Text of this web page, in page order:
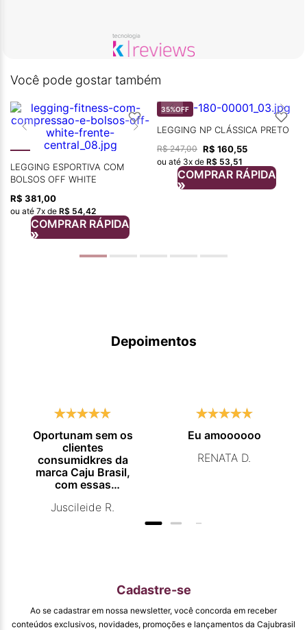
Você pode gostar também
LEGGING ESPORTIVA COM
BOLSOS OFF WHITE
R$ 381,00
ou até 7x de R$ 54,42
COMPRAR RÁPIDA
35%OFF
LEGGING NP CLÁSSICA PRETO
R$ 247,00 R$ 160,55
ou até 3x de R$ 53,51
COMPRAR RÁPIDA
Depoimentos
Oportunam sem os
clientes
consumidkres da
marca Caju Brasil,
com essas
promocionais de
qualidade que vcs
entregam. Parabéns
#
pormaiscampanhaspromorcionais.
Juscileide R.
Eu amoooooo
RENATA D.
Cadastre-se
Ao se cadastrar em nossa newsletter, você concorda em receber
conteúdos exclusivos, novidades, promoções e lançamentos da Cajubrasil